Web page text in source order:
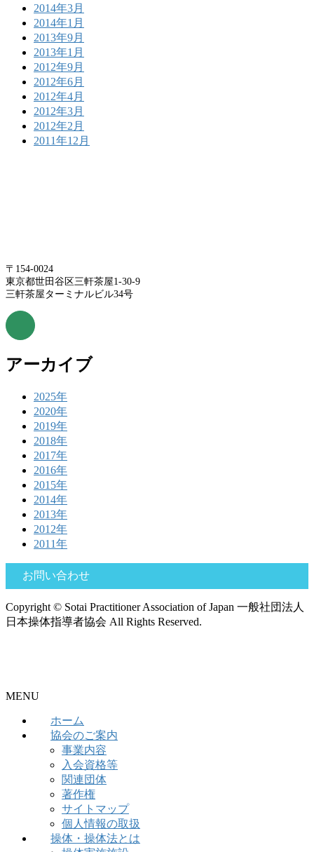
2014年3月
2014年1月
2013年9月
2013年1月
2012年9月
2012年6月
2012年4月
2012年3月
2012年2月
2011年12月
〒154-0024
東京都世田谷区三軒茶屋1-30-9
三軒茶屋ターミナルビル34号
アーカイブ
2025年
2020年
2019年
2018年
2017年
2016年
2015年
2014年
2013年
2012年
2011年
お問い合わせ
Copyright © Sotai Practitioner Association of Japan 一般社団法人
日本操体指導者協会 All Rights Reserved.
MENU
ホーム
協会のご案内
事業内容
入会資格等
関連団体
著作権
サイトマップ
個人情報の取扱
操体・操体法とは